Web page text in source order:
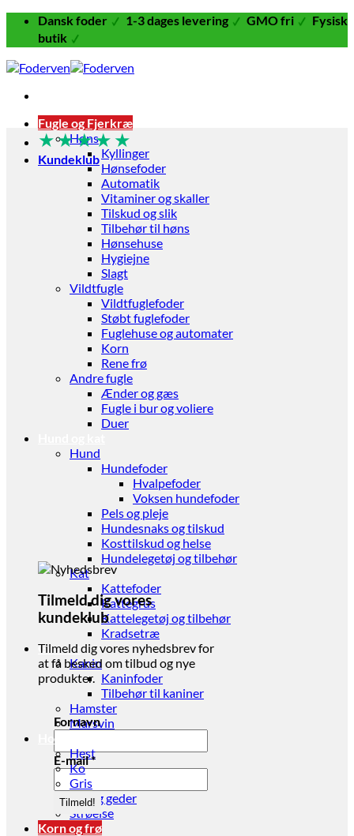
Fortsæt
indhold
Dansk foder 1-3 dages levering GMO fri
Fysisk
butik
Fugle og Fjerkræ
Høns
Kyllinger
Hønsefoder
Automatik
Vitaminer og skaller
Tilskud og slik
Tilbehør til høns
Hønsehuse
Hygiejne
Slagt
Vildtfugle
Vildtfuglefoder
Støbt fuglefoder
Fuglehuse og automater
Korn
Rene frø
Andre fugle
Ænder og gæs
Fugle i bur og voliere
Duer
Hund
Hundefoder
Hvalpefoder
Voksen hundefoder
Pels og pleje
Hundesnaks og tilskud
Kosttilskud og helse
Hundelegetøj og tilbehør
Kat
Kattefoder
Kattegrus
Kattelegetøj og tilbehør
Kradsetræ
Gnaver
Kanin
Kaninfoder
Tilbehør til kaniner
Hamster
Marsvin
Hov- og Klovdyr
Hest
Ko
Gris
Får og geder
Strøelse
Korn og frø
★★★★ ★
Kundeklub
Tilmeld dig vores
kundeklub
Tilmeld dig vores nyhedsbrev for
at få besked om tilbud og nye
produkter.
Fornavn
E-mail*